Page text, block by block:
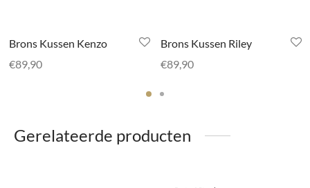
Brons Kussen Kenzo
€89,90
Brons Kussen Riley
€89,90
Gerelateerde producten